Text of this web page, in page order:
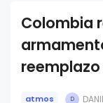
Colombia
reemplazo
atmos D